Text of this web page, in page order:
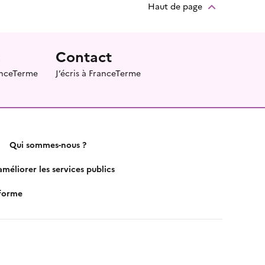
Haut de page
Contact
J’écris à FranceTerme
Qui sommes-nous ?
les services publics